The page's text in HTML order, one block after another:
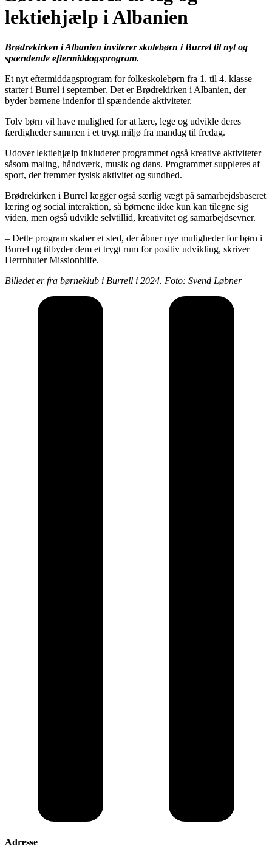
lektiehjælp i Albanien
Brødrekirken i Albanien inviterer skolebørn i Burrel til nyt og
spændende eftermiddagsprogram.
Et nyt eftermiddagsprogram for folkeskolebørn fra 1. til 4. klasse
starter i Burrel i september. Det er Brødrekirken i Albanien, der
byder børnene indenfor til spændende aktiviteter.
Tolv børn vil have mulighed for at lære, lege og udvikle deres
færdigheder sammen i et trygt miljø fra mandag til fredag.
Udover lektiehjælp inkluderer programmet også kreative aktiviteter
såsom maling, håndværk, musik og dans. Programmet suppleres af
sport, der fremmer fysisk aktivitet og sundhed.
Brødrekirken i Burrel lægger også særlig vægt på samarbejdsbaseret
læring og social interaktion, så børnene ikke kun kan tilegne sig
viden, men også udvikle selvtillid, kreativitet og samarbejdsevner.
– Dette program skaber et sted, der åbner nye muligheder for børn i
Burrel og tilbyder dem et trygt rum for positiv udvikling, skriver
Herrnhuter Missionhilfe.
Billedet er fra børneklub i Burrell i 2024. Foto: Svend Løbner
Adresse